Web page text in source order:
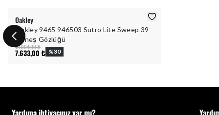
Oakley
Oakley 9465 946503 Sutro Lite Sweep 39
Güneş Gözlüğü
10.904,00 ₺
7.633,00 ₺ %30
Yardıma ihtiyacınız var mı?